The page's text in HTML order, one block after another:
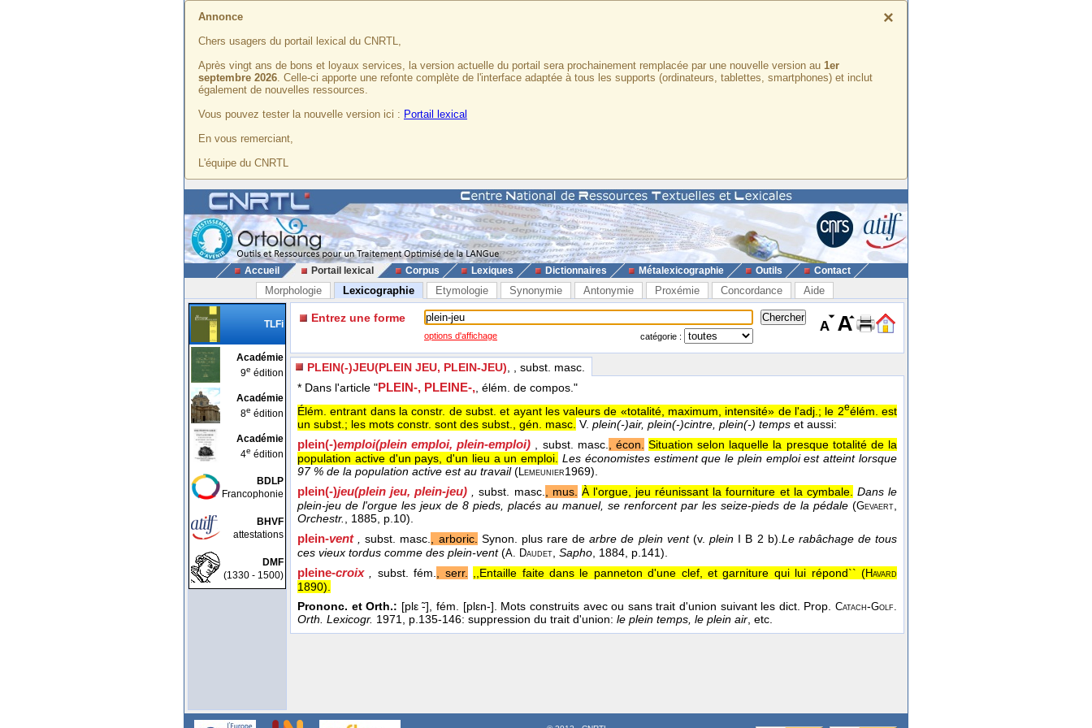
×
Annonce
Chers usagers du portail lexical du CNRTL,
Après vingt ans de bons et loyaux services, la version actuelle du portail sera prochainement remplacée par une nouvelle version au 1er
septembre 2026. Celle-ci apporte une refonte complète de l'interface adaptée à tous les supports (ordinateurs, tablettes, smartphones) et inclut
également de nouvelles ressources.
Vous pouvez tester la nouvelle version ici : Portail lexical
En vous remerciant,
L'équipe du CNRTL
Accueil Portail lexical Corpus Lexiques Dictionnaires Métalexicographie Outils Contact
Morphologie Lexicographie Etymologie Synonymie Antonymie Proxémie Concordance Aide
TLFi
Académie
9e édition
Académie
8e édition
Académie
4e édition
BDLP
Francophonie
BHVF
attestations
DMF
(1330 - 1500)
Entrez une forme
options d'affichage catégorie :
PLEIN(-)JEU(PLEIN JEU, PLEIN-JEU) , , subst. masc.
* Dans l'article "PLEIN-, PLEINE-,, élém. de compos."
Élém. entrant dans la constr. de subst. et ayant les valeurs de «totalité, maximum, intensité» de l'adj.; le 2eélém. est
un subst.; les mots constr. sont des subst., gén. masc. V. plein(-)air, plein(-)cintre, plein(-) temps et aussi:
plein(-)emploi(plein emploi, plein-emploi) , subst. masc. , écon.
Situation selon laquelle la presque totalité de la
population active d'un pays, d'un lieu a un emploi. Les économistes estiment que le plein emploi est atteint lorsque
97 % de la population active est au travail(Lemeunier1969).
plein(-)jeu(plein jeu, plein-jeu) subst. masc. , mus. À l'orgue, jeu réunissant la fourniture et la cymbale. Dans le
plein-jeu de l'orgue les jeux de 8 pieds, placés au manuel, se renforcent par les seize-pieds de la pédale (Gevaert
Orchestr.
, 1885 , p.10).
plein-vent subst. masc. , arboric. Synon. plus rare dearbre de plein vent(v.plein I B 2 b). Le rabâchage de tous
ces vieux tordus comme des plein-vent(A. Daudet Sapho , 1884 , p.141).
pleine-croix subst. fém. , serr. ,,Entaille faite dans le panneton d'une clef, et garniture qui lui répond`` (Havard
1890).
Prononc. et Orth.: [plε ̃-], fém. [plεn-]. Mots construits avec ou sans trait d'union suivant les dict. Prop.Catach-Golf.
Orth. Lexicogr. 1971, p.135-146: suppression du trait d'union: le plein temps, le plein air , etc.